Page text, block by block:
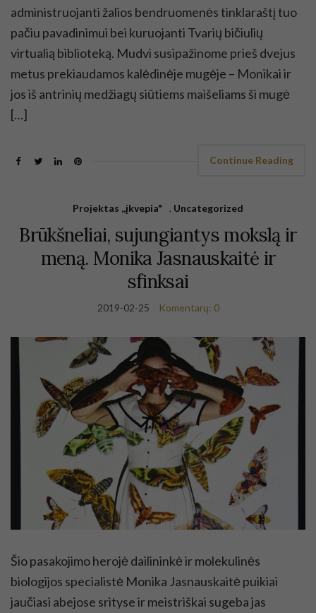
administruojanti žalios bendruomenės tinklaraštį tuo
pačiu pavadinimui bei kuruojanti Tvarių bičiulių
virtualią biblioteką. Mudvi susipažinome prieš dvejus
metus prekiaudamos kalėdinėje mugėje – Monikai ir
jos iš antrinių medžiagų siūtiems maišeliams ši mugė
[…]
Continue Reading
Projektas ,,įkvepia" , Uncategorized
Brūkšneliai, sujungiantys mokslą ir
meną. Monika Jasnauskaitė ir
sfinksai
2019-02-25 Komentarų: 0
Šio pasakojimo herojė dailininkė ir molekulinės
biologijos specialistė Monika Jasnauskaitė puikiai
jaučiasi abejose srityse ir meistriškai sugeba jas